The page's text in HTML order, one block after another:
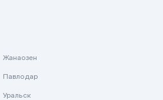
Жанаозен
Павлодар
Уральск